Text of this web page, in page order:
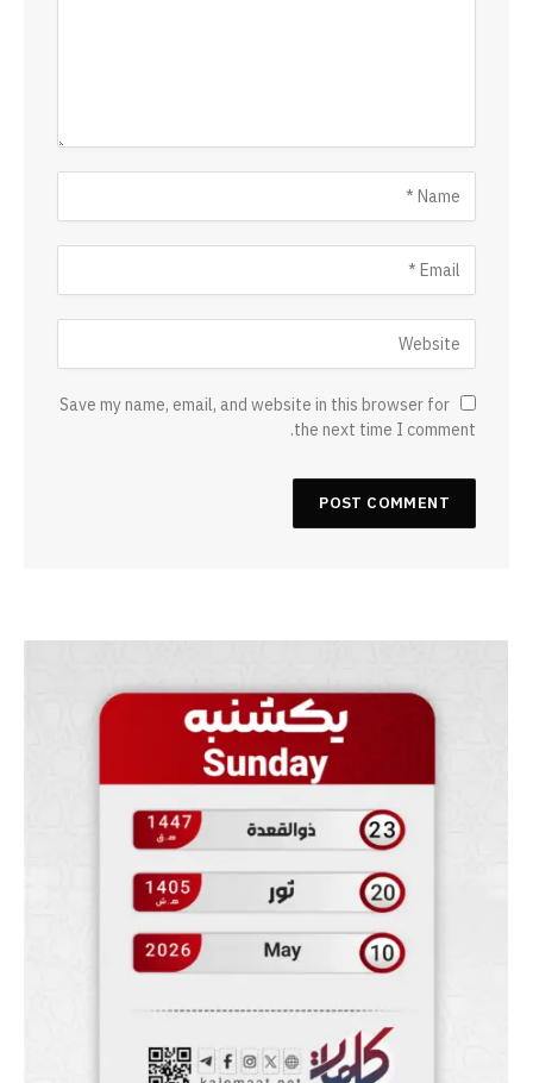
Save my name, email, and website in this browser for
the next time I comment.